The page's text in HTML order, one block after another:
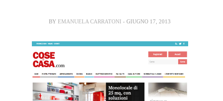
BY EMANUELA CARRATONI- GIUGNO 17, 2013